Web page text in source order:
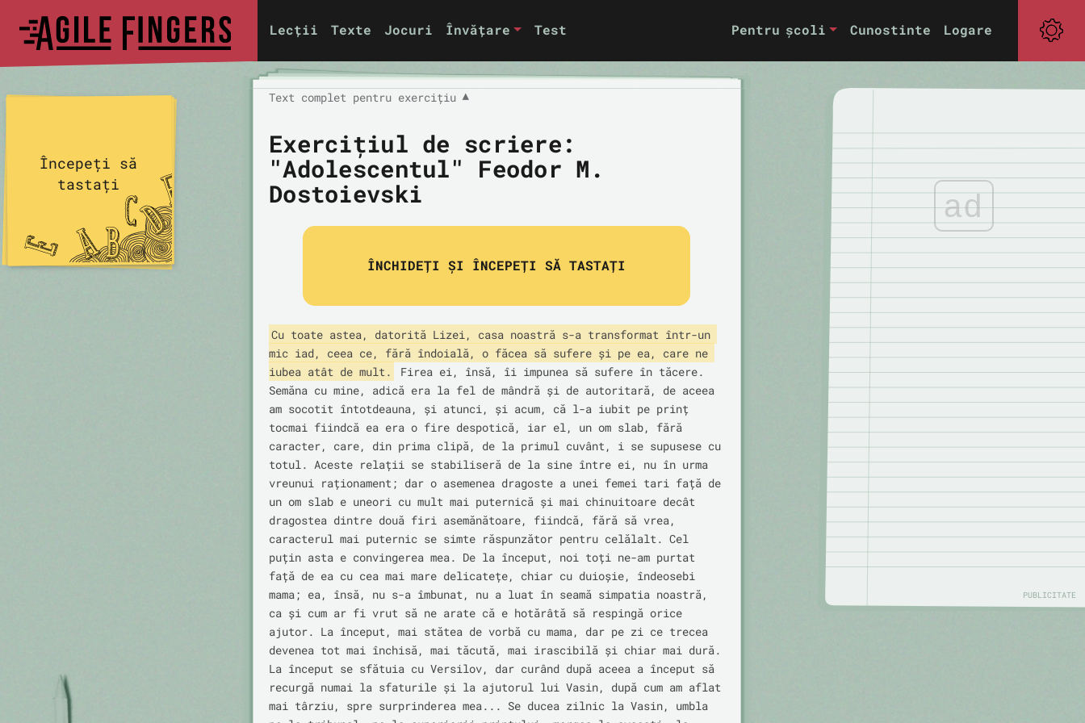
Lecții Texte Jocuri Învățare Test Pentru școli Cunostinte Logare
Text complet pentru exercițiu ▼
Exercițiul de scriere:
"Adolescentul" Feodor M.
Dostoievski
ÎNCHIDEȚI ȘI ÎNCEPEȚI SĂ TASTAȚI
Cu toate astea, datorită Lizei, casa noastră s-a transformat într-un
mic iad, ceea ce, fără îndoială, o făcea să sufere și pe ea, care ne
iubea atât de mult.
Firea ei, însă, îi impunea să sufere în tăcere.
Semăna cu mine, adică era la fel de mândră și de autoritară, de aceea
am socotit întotdeauna, și atunci, și acum, că l-a iubit pe prinț
tocmai fiindcă ea era o fire despotică, iar el, un om slab, fără
caracter, care, din prima clipă, de la primul cuvânt, i se supusese cu
totul. Aceste relații se stabiliseră de la sine între ei, nu în urma
vreunui raționament; dar o asemenea dragoste a unei femei tari față de
un om slab e uneori cu mult mai puternică și mai chinuitoare decât
dragostea dintre două firi asemănătoare, fiindcă, fără să vrea,
caracterul mai puternic se simte răspunzător pentru celălalt. Cel
puțin asta e convingerea mea. De la început, noi toți ne-am purtat
față de ea cu cea mai mare delicatețe, chiar cu duioșie, îndeosebi
mama; ea, însă, nu s-a îmbunat, nu a luat în seamă simpatia noastră,
ca și cum ar fi vrut să ne arate că e hotărâtă să respingă orice
ajutor. La început, mai stătea de vorbă cu mama, dar pe zi ce trecea
devenea tot mai închisă, mai tăcută, mai irascibilă și chiar mai dură.
La început se sfătuia cu Versilov, dar curând după aceea a început să
recurgă numai la sfaturile și la ajutorul lui Vasin, după cum am aflat
mai târziu, spre surprinderea mea... Se ducea zilnic la Vasin, umbla
ad
PUBLICITATE
Începeți să
tastați